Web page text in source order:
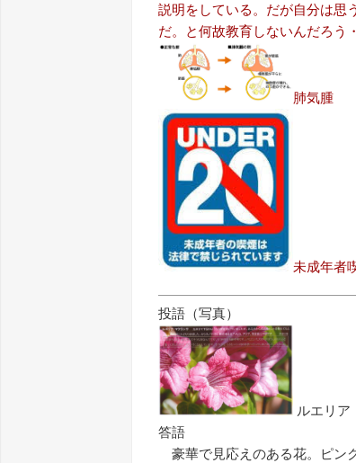
説明をしている。だが自分は思
だ。と何故教育しないんだろう
肺気腫
未成年者
投語（写真）
ルエリア
答語
豪華で見応えのある花。ピン